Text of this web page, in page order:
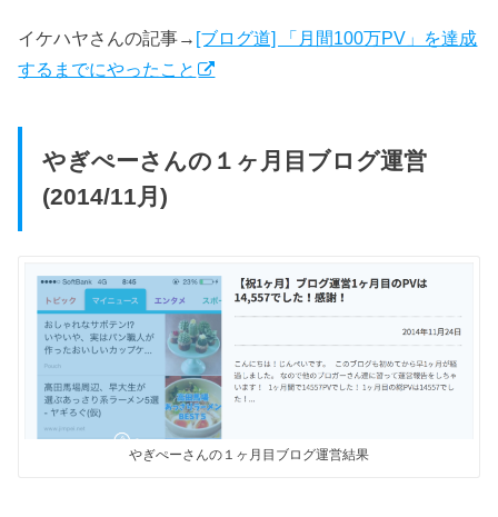
イケハヤさんの記事→ [ブログ道] 「月間100万PV」を達成
するまでにやったこと
やぎぺーさんの１ヶ月目ブログ運営
(2014/11月)
やぎぺーさんの１ヶ月目ブログ運営結果